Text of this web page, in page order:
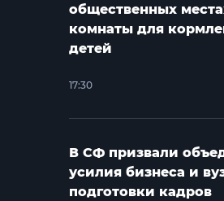
общественных
комнаты для
детей
17:30
В СФ призвали
усилия бизнеса и
подготовки кадров